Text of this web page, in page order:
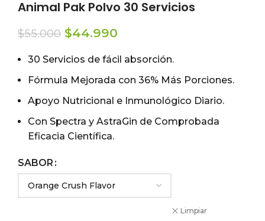
Animal Pak Polvo 30 Servicios
$55.000 El
original
era:
$55.000.
$44.990
actual
es:
30 Servicios de fácil absorción.
Fórmula Mejorada con 36% Más Porciones.
Apoyo Nutricional e Inmunológico Diario.
Con Spectra y AstraGin de Comprobada
Eficacia Científica.
SABOR
Limpiar